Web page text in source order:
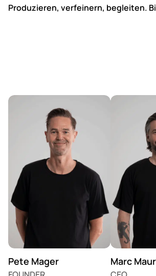
Produzieren, verfeinern, begleiten.
Pete Mager Marc